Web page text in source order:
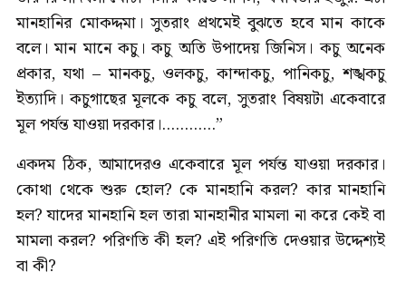
মানহানির মোকদ্দমা। সুতরাং প্রথমেই বুঝতে হবে মান কাকে
বলে। মান মানে কচু। কচু অতি উপাদেয় জিনিস। কচু অনেক
প্রকার, যথা – মানকচু, ওলকচু, কান্দাকচু, পানিকচু, শঙ্খকচু
ইত্যাদি। কচুগাছের মূলকে কচু বলে, সুতরাং বিষয়টা একেবারে
মূল পর্যন্ত যাওয়া দরকার।............”
একদম ঠিক, আমাদেরও একেবারে মূল পর্যন্ত যাওয়া দরকার।
কোথা থেকে শুরু হোল? কে মানহানি করল? কার মানহানি
হল? যাদের মানহানি হল তারা মানহানীর মামলা না করে কেই বা
মামলা করল? পরিণতি কী হল? এই পরিণতি দেওয়ার উদ্দেশ্যই
বা কী?